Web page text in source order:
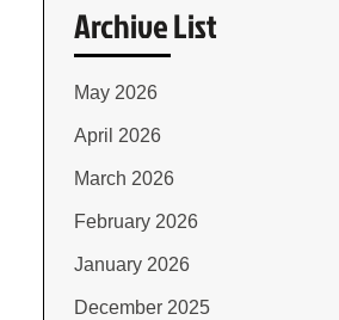
Archive List
May 2026
April 2026
March 2026
February 2026
January 2026
December 2025